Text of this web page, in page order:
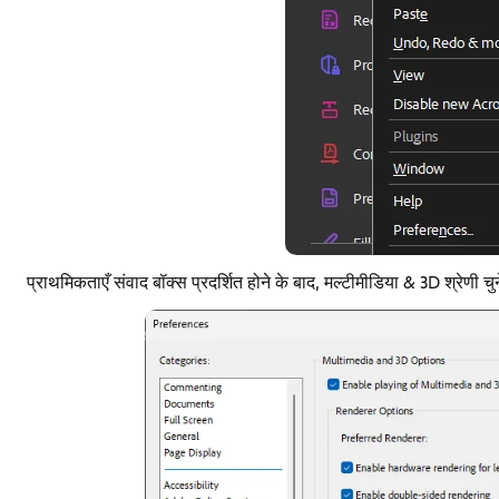
प्राथमिकताएँ संवाद बॉक्स प्रदर्शित होने के बाद, मल्टीमीडिया & 3D श्रेणी